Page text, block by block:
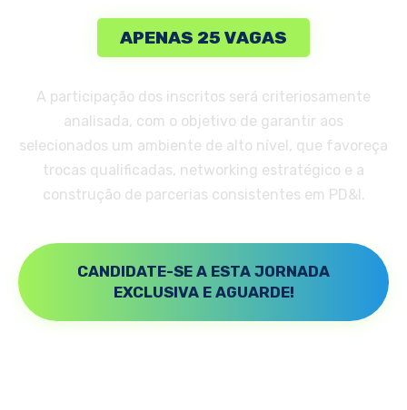
APENAS 25 VAGAS
A participação dos inscritos será criteriosamente
analisada, com o objetivo de garantir aos
selecionados um ambiente de alto nível, que favoreça
trocas qualificadas, networking estratégico e a
construção de parcerias consistentes em PD&I.
CANDIDATE-SE A ESTA JORNADA
EXCLUSIVA E AGUARDE!